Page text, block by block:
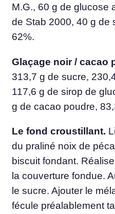
M.G., 60 g de glucose
de Stab 2000, 40 g de
62%.
Glaçage noir / cacao
313,7 g de sucre,
117,6 g de sirop de
g de cacao poudre,
Le fond croustillant.
du praliné noix de
biscuit fondant.
la couverture fondue.
le sucre. Ajouter le
fécule préalablement